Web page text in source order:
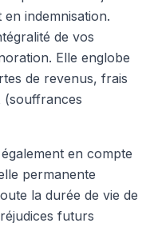
indemnisation.
de vos
Elle englobe
de revenus, frais
(souffrances
en compte
permanente
la durée de vie de
futurs